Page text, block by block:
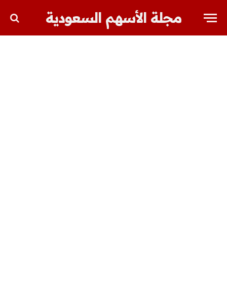
مجلة الأسهم السعودية